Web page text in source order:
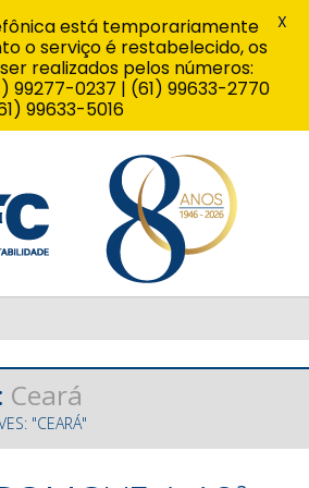
Ceará
"CEARÁ"
está temporariamente
o serviço é restabelecido, os
realizados pelos números:
99277-0237 | (61) 99633-2770
99633-5016
X